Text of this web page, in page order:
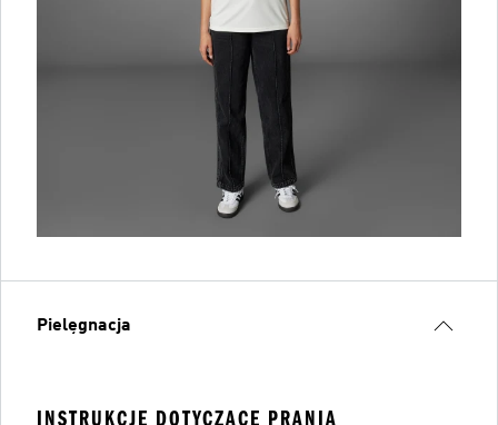
Pielęgnacja
INSTRUKCJE DOTYCZĄCE PRANIA